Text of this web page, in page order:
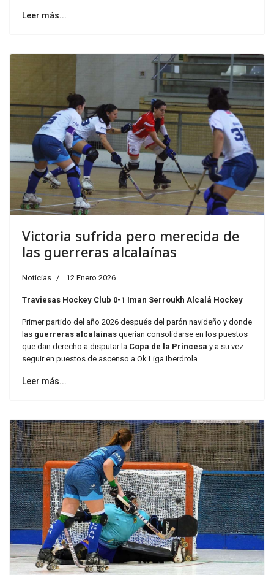
Leer más...
Victoria sufrida pero merecida de
las guerreras alcalaínas
Noticias 12 Enero 2026
Traviesas Hockey Club 0-1 Iman Serroukh Alcalá Hockey
Primer partido del año 2026 después del parón navideño y donde
las guerreras alcalaínas querían consolidarse en los puestos
que dan derecho a disputar la Copa de la Princesa y a su vez
seguir en puestos de ascenso a Ok Liga Iberdrola.
Leer más...